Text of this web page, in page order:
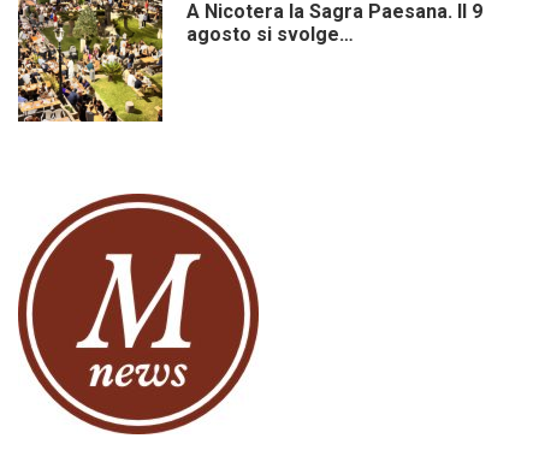
A Nicotera la Sagra Paesana. Il 9
agosto si svolge…